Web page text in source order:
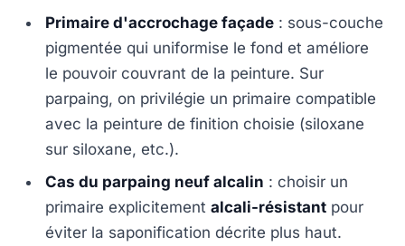
Primaire d'accrochage façade : sous-couche
pigmentée qui uniformise le fond et améliore
le pouvoir couvrant de la peinture. Sur
parpaing, on privilégie un primaire compatible
avec la peinture de finition choisie (siloxane
sur siloxane, etc.).
Cas du parpaing neuf alcalin : choisir un
primaire explicitementalcali-résistant pour
éviter la saponification décrite plus haut.